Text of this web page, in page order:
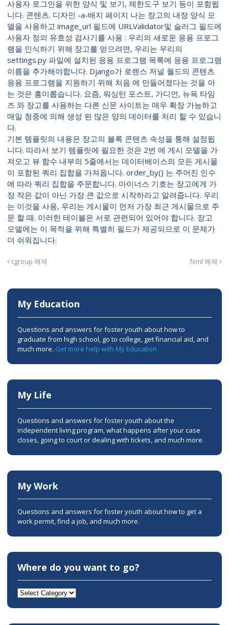
사용자 로그인을 위한 양식 및 보기, 제한도구 보기 등이 포함됩
니다. 콘텐츠. 디자인 -a-배지 페이지 나는 장고의 내장 양식 모
델을 사용하고 image_url 필드에 URLValidator및 슬러그 필드에
사용자 정의 유효성 검사기를 사용 : 우리의 새로운 응용 프로그
램을 인식하기 위해 장고를 얻으려면, 우리는 우리의
settings.py 파일에 설치된 응용 프로그램 목록에 응용 프로그램
이름을 추가해야합니다. Django가 로렌스 저널 월드의 콘텐츠
응용 프로그램을 지원하기 위해 처음 에 만들어졌다는 것을 아
는 것은 흥미롭습니다. 요즘, 워싱턴 포스트, 가디언, 뉴욕 타임
즈 와 장고를 사용하는 다른 신문 사이트는 매우 확장 가능하고
매일 청중에 의해 생성 된 많은 양의 데이터를 처리 할 수 있습니
다.
기본 템플릿의 내용은 장고의 블록 콘텐츠 속성을 통해 설정됩
니다. 따라서 보기 템플릿에 필요한 것은 2번 에 게시 모델을 가
져오고 뷰 함수 내부의 5줄에서는 데이터베이스의 모든 게시물
이 포함된 쿼리 집합을 가져옵니다. order_by() 는 주어진 인수
에 따라 쿼리 집합을 주문합니다. 마이너스 기호는 장고에게 가
장 작은 값이 아닌 가장 큰 값으로 시작하라고 알려줍니다. 우리
는 이것을 사용, 우리는 게시물이 먼저 가장 최근 게시물으로 주
문 할 때. 이러한 테이블은 서로 관련되어 있어야 합니다. 장고
모델에는 이 목적을 위해 특별히 필드가 제공되므로 이 문제가
더 쉬워집니다.
cgroup 예제 fxml 예제
My Education
Questions and answers for foster youth about how to
graduate from high school, go to college, get financial aid, and
much more. Get more help with My Education
My Life
Questions and answers for foster youth about the
independent living program, what happens after your case
closes, going to court or dealing with tickets, and much more.
My Work
Questions and answers for foster youth about how to get a
work permit, find a job, and much more.
Where do you want to go?
Where